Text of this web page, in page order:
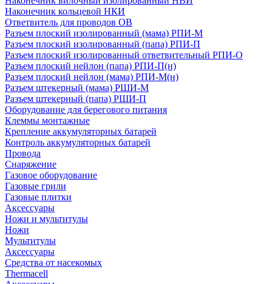
Наконечник кольцевой НКИ
Ответвитель для проводов ОВ
Разъем плоский изолированный (мама) РПИ-М
Разъем плоский изолированный (папа) РПИ-П
Разъем плоский изолированный ответвительный РПИ-О
Разъем плоский нейлон (папа) РПИ-П(н)
Разъем плоский нейлон (мама) РПИ-М(н)
Разъем штекерный (мама) РШИ-М
Разъем штекерный (папа) РШИ-П
Оборудование для берегового питания
Клеммы монтажные
Крепление аккумуляторных батарей
Контроль аккумуляторных батарей
Провода
Снаряжение
Газовое оборудование
Газовые грили
Газовые плитки
Аксессуары
Ножи и мультитулы
Ножи
Мультитулы
Аксессуары
Средства от насекомых
Thermacell